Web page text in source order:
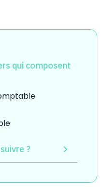
qui composent
?